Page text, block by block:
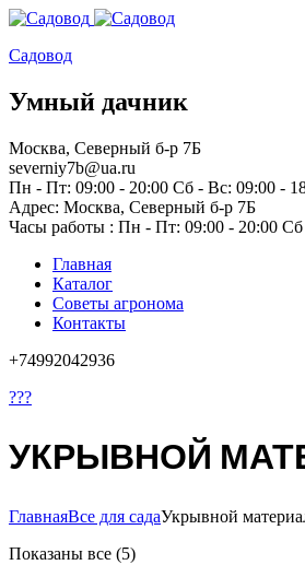
Садовод
Умный дачник
Москва, Северный б-р 7Б
severniy7b@ua.ru
Пн - Пт: 09:00 - 20:00 Сб - Вс: 09:00 -
Адрес: Москва, Северный б-р 7Б
Часы работы : Пн - Пт: 09:00 - 20:00 Сб
Главная
Каталог
Советы агронома
Контакты
+74992042936
???
УКРЫВНОЙ
ГлавнаяВсе для садаУкрывной
Показаны все (5)